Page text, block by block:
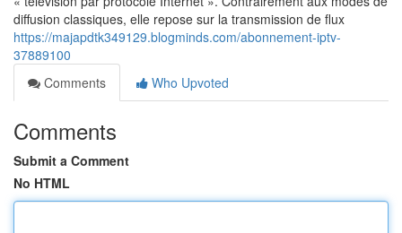
diffusion classiques, elle repose sur la transmission de flux
https://majapdtk349129.blogminds.com/abonnement-iptv-
37889100
Comments
Who Upvoted
Comments
Submit a Comment
No HTML